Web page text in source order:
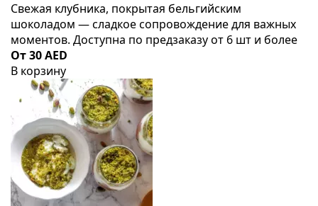
Свежая клубника, покрытая бельгийским
шоколадом — сладкое сопровождение для важных
моментов. Доступна по предзаказу от 6 шт и более
От 30 AED
В корзину